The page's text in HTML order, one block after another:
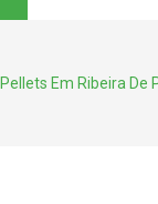
Em Ribeira De